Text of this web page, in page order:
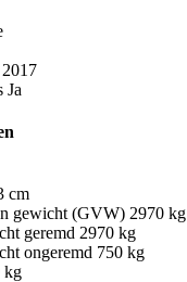
Ja
cm
gewicht (GVW) 2970 kg
geremd 2970 kg
ongeremd 750 kg
kg